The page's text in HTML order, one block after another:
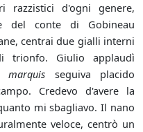
razzistici d'ogni genere,
del conte di Gobineau
centrai due gialli interni
Giulio applaudì
marquis seguiva placido
Credevo d'avere la
mi sbagliavo. Il nano
veloce, centrò un